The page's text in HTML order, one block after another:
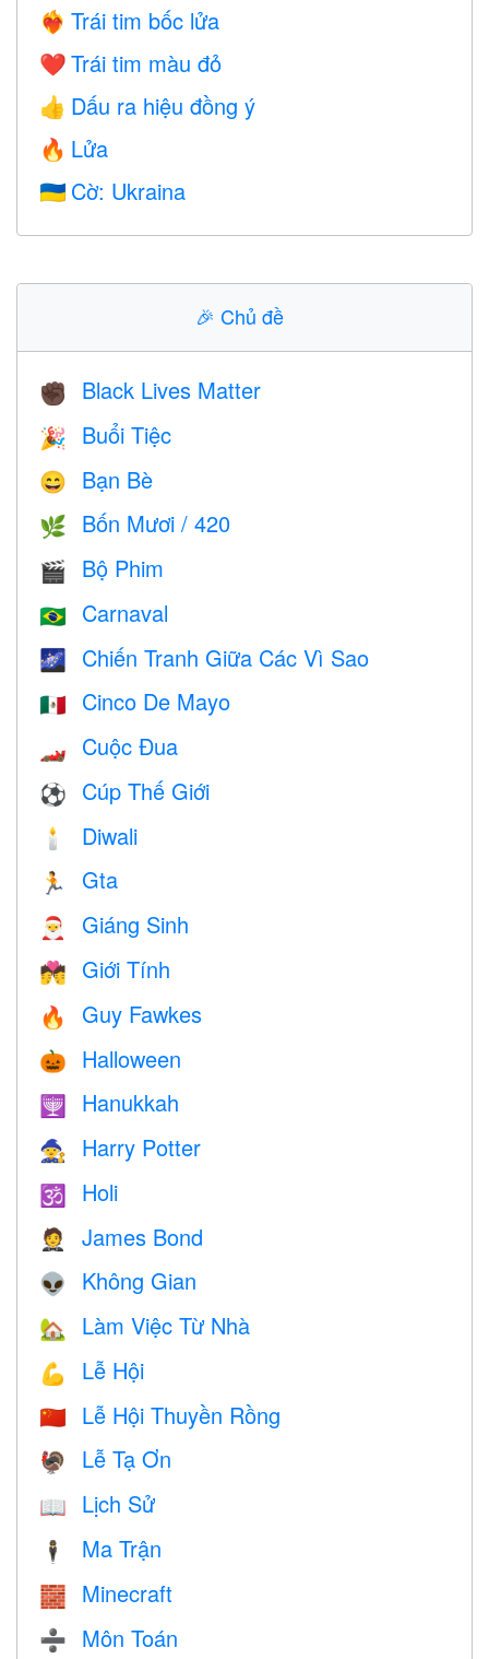
❤️‍🔥 Trái tim bốc lửa
❤️ Trái tim màu đỏ
👍 Dấu ra hiệu đồng ý
🔥 Lửa
🇺🇦 Cờ: Ukraina
🎉 Chủ đề
✊🏿 Black Lives Matter
🎉 Buổi Tiệc
😄 Bạn Bè
🌿 Bốn Mươi / 420
🎬 Bộ Phim
🇧🇷 Carnaval
🌌 Chiến Tranh Giữa Các Vì Sao
🇲🇽 Cinco De Mayo
🏎 Cuộc Đua
⚽ Cúp Thế Giới
🕯 Diwali
🏃 Gta
🎅 Giáng Sinh
💏 Giới Tính
🔥 Guy Fawkes
🎃 Halloween
🕎 Hanukkah
🧙 Harry Potter
🕉 Holi
🤵 James Bond
👽 Không Gian
🏡 Làm Việc Từ Nhà
💪 Lễ Hội
🇨🇳 Lễ Hội Thuyền Rồng
🦃 Lễ Tạ Ơn
📖 Lịch Sử
🕴️ Ma Trận
🧱 Minecraft
➗ Môn Toán